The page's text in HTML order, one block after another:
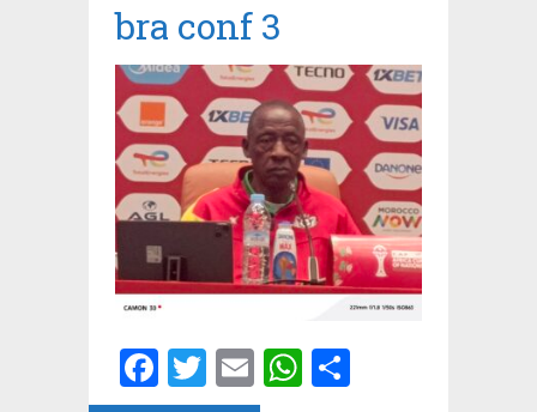
bra conf 3
Facebook
Twitter
EmailWhatsApp